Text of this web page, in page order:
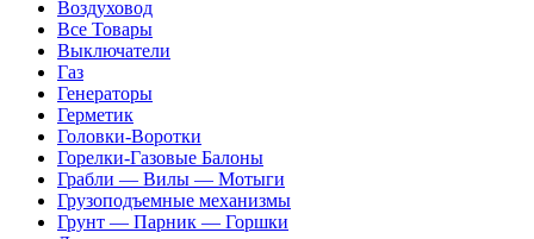
Воздуховод
Все Товары
Выключатели
Газ
Генераторы
Герметик
Головки-Воротки
Горелки-Газовые Балоны
Грабли — Вилы — Мотыги
Грузоподъемные механизмы
Грунт — Парник — Горшки